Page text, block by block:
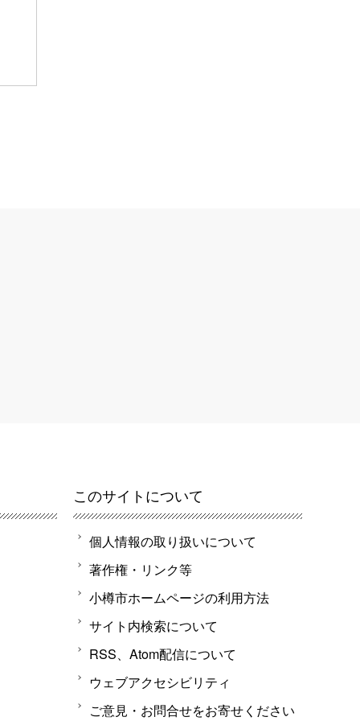
このサイトについて
個人情報の取り扱いについて
著作権・リンク等
小樽市ホームページの利用方法
サイト内検索について
RSS、Atom配信について
ウェブアクセシビリティ
ご意見・お問合せをお寄せください